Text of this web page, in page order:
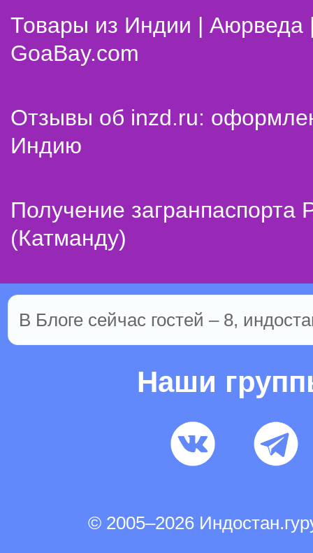
Товары из Индии | Аюрведа
GoaBay.com
Отзывы об inzd.ru:
Индию
Получение
(Катманду)
В Блоге сейчас гостей – 8,
Наши
© 2005–2026